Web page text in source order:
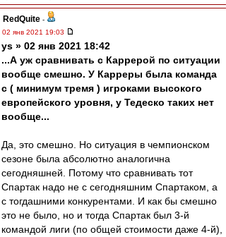
RedQuite -
02 янв 2021 19:03
ys » 02 янв 2021 18:42
...А уж сравнивать с Каррерой по ситуации
вообще смешно. У Карреры была команда
с ( минимум тремя ) игроками высокого
европейского уровня, у Тедеско таких нет
вообще...
Да, это смешно. Но ситуация в чемпионском
сезоне была абсолютно аналогична
сегодняшней. Потому что сравнивать тот
Спартак надо не с сегодняшним Спартаком, а
с тогдашними конкурентами. И как бы смешно
это не было, но и тогда Спартак был 3-й
командой лиги (по общей стоимости даже 4-й),